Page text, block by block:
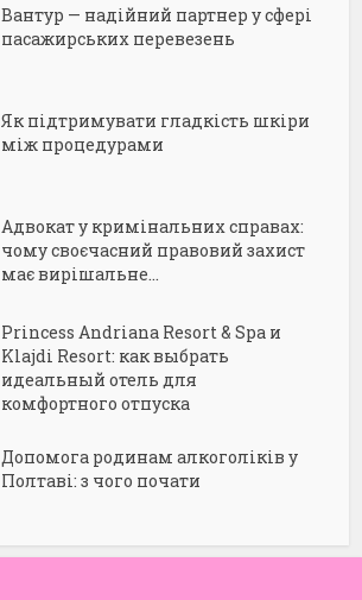
Вантур — надійний партнер у сфері
пасажирських перевезень
Як підтримувати гладкість шкіри
між процедурами
Адвокат у кримінальних справах:
чому своєчасний правовий захист
має вирішальне...
Princess Andriana Resort & Spa и
Klajdi Resort: как выбрать
идеальный отель для
комфортного отпуска
Допомога родинам алкоголіків у
Полтаві: з чого почати